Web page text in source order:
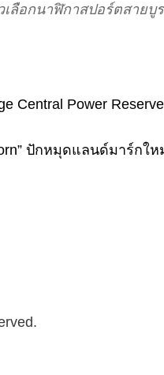
เลือกนาฬิกาสปอร์ตสา
Central Power
ปักหมุดแลนด์มาร์ก